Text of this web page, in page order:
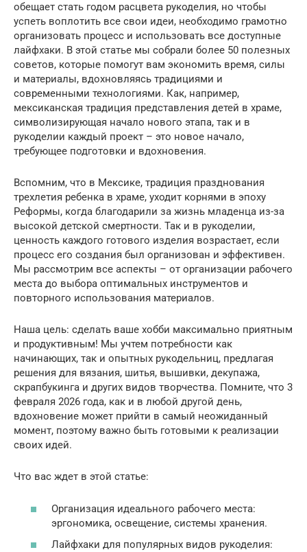
обещает стать годом расцвета рукоделия, но чтобы
успеть воплотить все свои идеи, необходимо грамотно
организовать процесс и использовать все доступные
лайфхаки. В этой статье мы собрали более 50 полезных
советов, которые помогут вам экономить время, силы
и материалы, вдохновляясь традициями и
современными технологиями. Как, например,
мексиканская традиция представления детей в храме,
символизирующая начало нового этапа, так и в
рукоделии каждый проект – это новое начало,
требующее подготовки и вдохновения.
Вспомним, что в Мексике, традиция празднования
трехлетия ребенка в храме, уходит корнями в эпоху
Реформы, когда благодарили за жизнь младенца из-за
высокой детской смертности. Так и в рукоделии,
ценность каждого готового изделия возрастает, если
процесс его создания был организован и эффективен.
Мы рассмотрим все аспекты – от организации рабочего
места до выбора оптимальных инструментов и
повторного использования материалов.
Наша цель: сделать ваше хобби максимально приятным
и продуктивным! Мы учтем потребности как
начинающих, так и опытных рукодельниц, предлагая
решения для вязания, шитья, вышивки, декупажа,
скрапбукинга и других видов творчества. Помните, что 3
февраля 2026 года, как и в любой другой день,
вдохновение может прийти в самый неожиданный
момент, поэтому важно быть готовыми к реализации
своих идей.
Что вас ждет в этой статье:
Организация идеального рабочего места:
эргономика, освещение, системы хранения.
Лайфхаки для популярных видов рукоделия: